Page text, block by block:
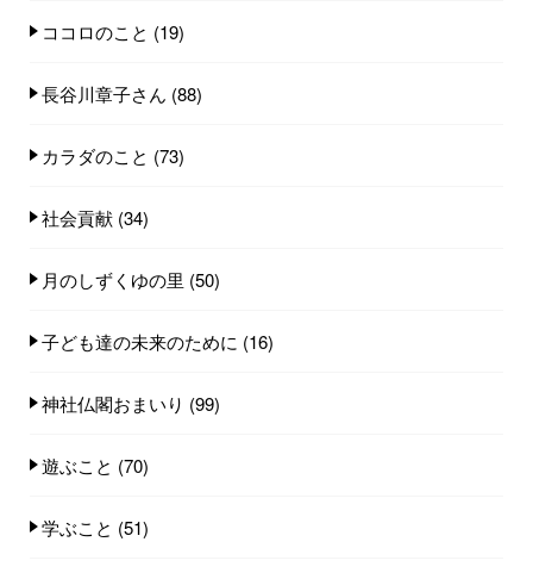
ココロのこと (19)
長谷川章子さん (88)
カラダのこと (73)
社会貢献 (34)
月のしずくゆの里 (50)
子ども達の未来のために (16)
神社仏閣おまいり (99)
遊ぶこと (70)
学ぶこと (51)